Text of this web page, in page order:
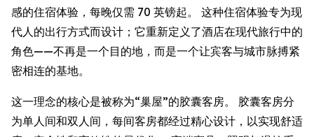
感的住宿体验，每晚仅需 70 英镑起。 这种住宿体验专为现
代人的出行方式而设计；它重新定义了酒店在现代旅行中的
角色——不再是一个目的地，而是一个让宾客与城市脉搏紧
密相连的基地。
这一理念的核心是被称为“巢屋”的胶囊客房。 胶囊客房分
为单人间和双人间，每间客房都经过精心设计，以实现舒适